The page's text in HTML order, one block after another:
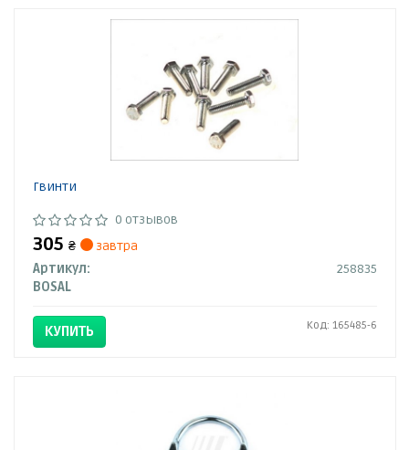
Гвинти
0 отзывов
305 ₴
завтра
Артикул:
258835
BOSAL
КУПИТЬ Код: 165485-6